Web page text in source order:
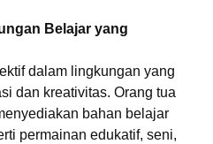
Belajar yang
dalam lingkungan yang
dan kreativitas. Orang tua
bahan belajar
permainan edukatif, seni,